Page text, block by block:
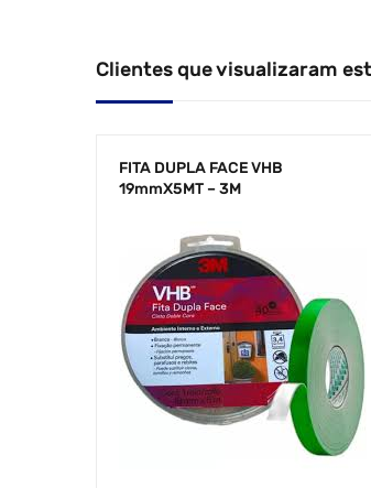
Clientes que visualizaram
FITA DUPLA FACE VHB
19mmX5MT – 3M